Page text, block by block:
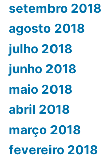
setembro 2018
agosto 2018
julho 2018
junho 2018
maio 2018
abril 2018
março 2018
fevereiro 2018